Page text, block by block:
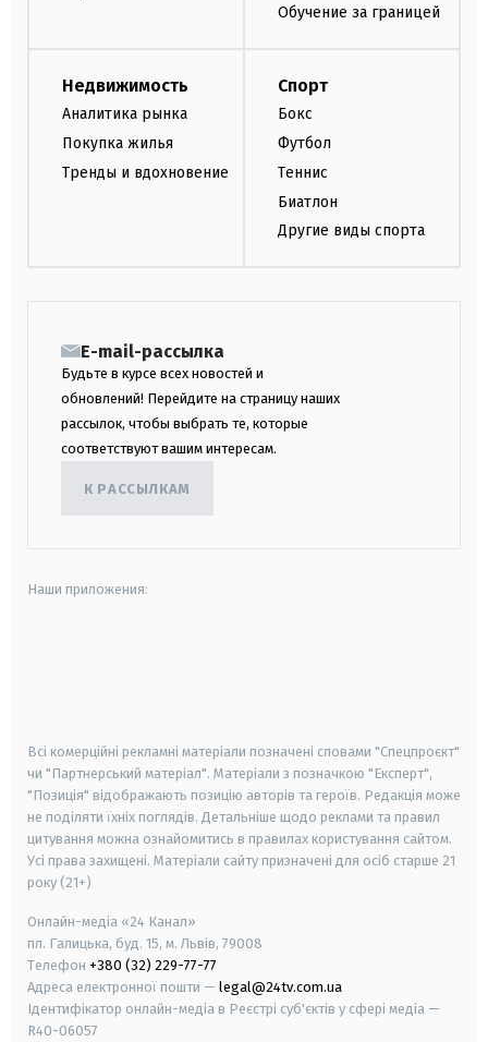
Обучение за границей
Недвижимость
Аналитика рынка
Покупка жилья
Тренды и вдохновение
Спорт
Бокс
Футбол
Теннис
Биатлон
Другие виды спорта
E-mail-рассылка
Будьте в курсе всех новостей и
обновлений! Перейдите на страницу наших
рассылок, чтобы выбрать те, которые
соответствуют вашим интересам.
К РАССЫЛКАМ
Наши приложения:
Всі комерційні рекламні матеріали позначені словами "Спецпроєкт"
чи "Партнерський матеріал". Матеріали з позначкою "Експерт",
"Позиція" відображають позицію авторів та героїв. Редакція може
не поділяти їхніх поглядів. Детальніше щодо реклами та правил
цитування можна ознайомитись в правилах користування сайтом.
Усі права захищені. Матеріали сайту призначені для осіб старше 21
року (21+)
Онлайн-медіа «24 Канал»
пл. Галицька, буд. 15, м. Львів, 79008
Телефон +380 (32) 229-77-77
Адреса електронної пошти — legal@24tv.com.ua
Ідентифікатор онлайн-медіа в Реєстрі суб'єктів у сфері медіа —
R40-06057